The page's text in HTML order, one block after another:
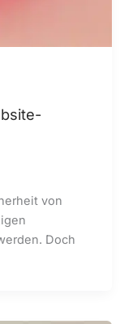
von
Doch